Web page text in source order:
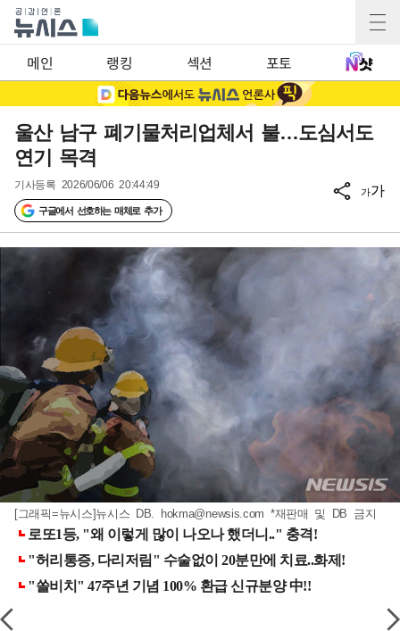
메인 랭킹 섹션 포토
울산 남구 폐기물처리업체서 불…도심서도
연기 목격
기사등록 2026/06/06 20:44:49
구글에서 선호하는 매체로 추가
가가
[그래픽=뉴시스]뉴시스 DB. hokma@newsis.com *재판매 및 DB 금지